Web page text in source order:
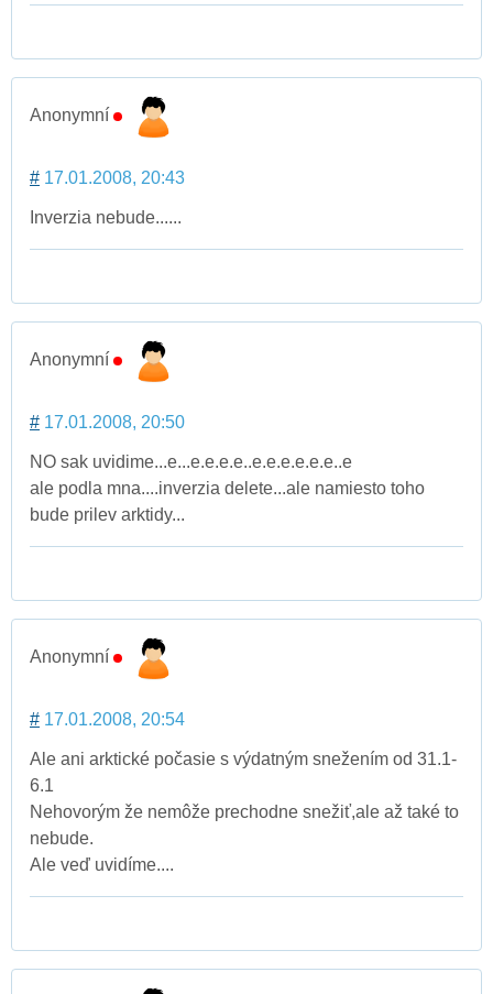
Anonymní
# 17.01.2008, 20:43
Inverzia nebude......
Anonymní
# 17.01.2008, 20:50
NO sak uvidime...e...e.e.e.e..e.e.e.e.e.e..e
ale podla mna....inverzia delete...ale namiesto toho
bude prilev arktidy...
Anonymní
# 17.01.2008, 20:54
Ale ani arktické počasie s výdatným snežením od 31.1-
6.1
Nehovorým že nemôže prechodne snežiť,ale až také to
nebude.
Ale veď uvidíme....